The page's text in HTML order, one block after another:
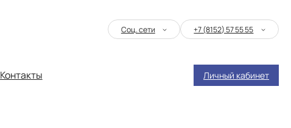
Соц. сети +7 (8152) 57 55 55
Контакты Личный кабинет